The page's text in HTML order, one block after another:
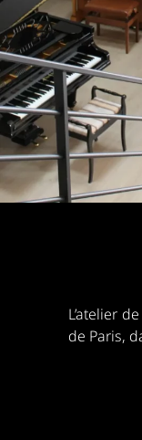
L’atelier
de Paris,